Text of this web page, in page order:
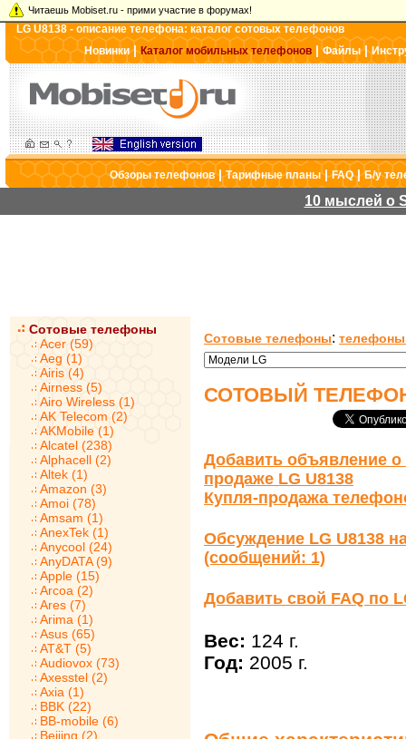
Читаешь Mobiset.ru - прими участие в форумах!
LG U8138 - описание телефона: каталог сотовых телефонов
Новинки|Каталог мобильных телефонов |Файлы|
Обзоры телефонов|Тарифные планы|FAQ|Б/у
10 мыслей о
Сотовые телефоны
Acer (59)
Aeg (1)
Airis (4)
Airness (5)
Airo Wireless (1)
AK Telecom (2)
AKMobile (1)
Alcatel (238)
Alphacell (2)
Altek (1)
Amazon (3)
Amoi (78)
Amsam (1)
AnexTek (1)
Anycool (24)
AnyDATA (9)
Apple (15)
Arcoa (2)
Ares (7)
Arima (1)
Asus (65)
AT&T (5)
Audiovox (73)
Axesstel (2)
Axia (1)
BBK (22)
BB-mobile (6)
Beijing (2)
Сотовые телефоны:
СОТОВЫЙ ТЕЛЕФОН
Добавить объявление о
продаже LG U8138
Купля-продажа
Обсуждение LG U8138
(сообщений: 1)
Добавить свой FAQ по
Вес: 124 г.
Год: 2005 г.